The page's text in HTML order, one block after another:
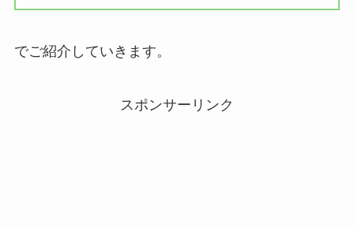
でご紹介していきます。
スポンサーリンク